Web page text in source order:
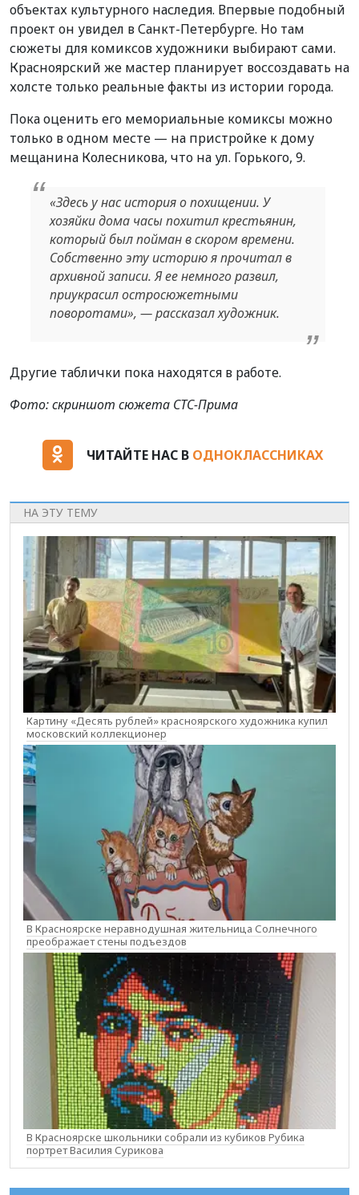
объектах культурного наследия. Впервые подобный
проект он увидел в Санкт-Петербурге. Но там
сюжеты для комиксов художники выбирают сами.
Красноярский же мастер планирует воссоздавать на
холсте только реальные факты из истории города.
Пока оценить его мемориальные комиксы можно
только в одном месте — на пристройке к дому
мещанина Колесникова, что на ул. Горького, 9.
«Здесь у нас история о похищении. У
хозяйки дома часы похитил крестьянин,
который был пойман в скором времени.
Собственно эту историю я прочитал в
архивной записи. Я ее немного развил,
приукрасил остросюжетными
поворотами», — рассказал художник.
Другие таблички пока находятся в работе.
Фото: скриншот сюжета СТС-Прима
ЧИТАЙТЕ НАС В ОДНОКЛАССНИКАХ
НА ЭТУ ТЕМУ
Картину «Десять рублей» красноярского художника купил
московский коллекционер
В Красноярске неравнодушная жительница Солнечного
преображает стены подъездов
В Красноярске школьники собрали из кубиков Рубика
портрет Василия Сурикова